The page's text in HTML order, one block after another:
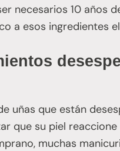
necesarios 10 años
a esos ingredientes
uñas que están
que su piel
muchas